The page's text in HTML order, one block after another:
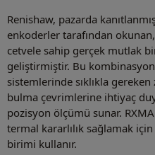
Renishaw, pazarda
enkoderler tarafından
cetvele sahip gerçek mutlak
geliştirmiştir. Bu
sistemlerinde sıklıkla
bulma çevrimlerine ihtiyaç
pozisyon ölçümü sunar.
termal kararlılık sağlamak
birimi kullanır.